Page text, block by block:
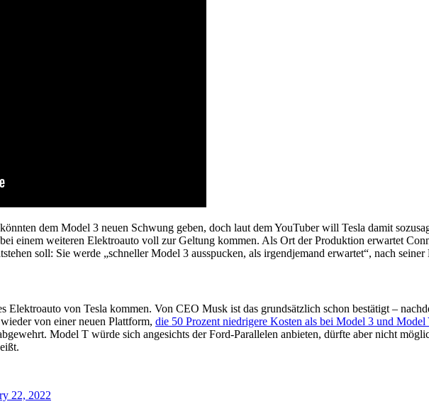
dem Model 3 neuen Schwung geben, doch laut dem YouTuber will Tesla damit
einem weiteren Elektroauto voll zur Geltung kommen. Als Ort der Produktion erwartet
soll: Sie werde „schneller Model 3 ausspucken, als irgendjemand erwartet“, nach
Elektroauto von Tesla kommen. Von CEO Musk ist das grundsätzlich schon bestätigt ­–
von einer neuen Plattform, die 50 Prozent niedrigere Kosten als bei Model 3 und Model
Model T würde sich angesichts der Ford-Parallelen anbieten, dürfte aber nicht
22, 2022